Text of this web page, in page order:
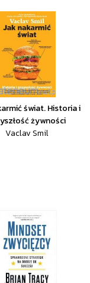
świat. Historia i
żywności
Vaclav Smil